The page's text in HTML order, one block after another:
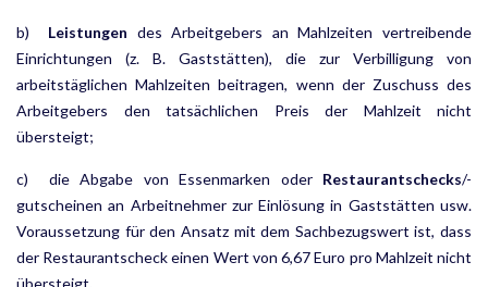
b) Leistungen des Arbeitgebers an Mahlzeiten vertreibende
Einrichtungen (z. B. Gaststätten), die zur Ver­billigung von
arbeitstäglichen Mahlzeiten beitragen, wenn der Zuschuss des
Arbeitgebers den tatsäch­lichen Preis der Mahlzeit nicht
übersteigt;
c) die Abgabe von Essenmarken oder Restaurantschecks/-
gutscheinen an Arbeitnehmer zur Einlösung in Gaststätten usw.
Voraussetzung für den Ansatz mit dem Sachbezugswert ist, dass
der Restaurantscheck einen Wert von 6,67 Euro pro Mahlzeit nicht
übersteigt.